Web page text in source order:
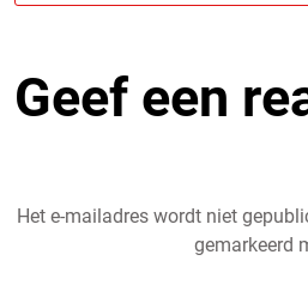
Geef een
Het e-mailadres wordt niet
gemarkeerd